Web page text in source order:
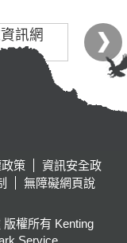
策
資訊安全政
無障礙網頁說
權所有 Kenting
Service,